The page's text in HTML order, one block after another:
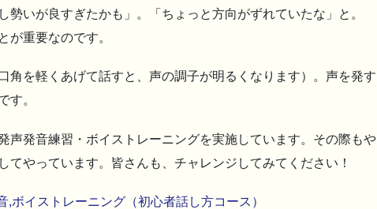
勢いが良すぎたかも」。「ちょっと方向がずれていたな」と。
が重要なのです。
角を軽くあげて話すと、声の調子が明るくなります）。声を発す
す。
声発音練習・ボイストレーニングを実施しています。その際もや
てやっています。皆さんも、チャレンジしてみてください！
,ボイストレーニング（初心者話し方コース）